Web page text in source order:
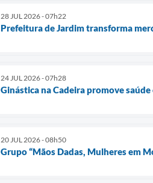
28 JUL 2026 - 07h22
Prefeitura de Jardim transforma
24 JUL 2026 - 07h28
Ginástica na Cadeira promove
20 JUL 2026 - 08h50
Grupo “Mãos Dadas, Mulheres em